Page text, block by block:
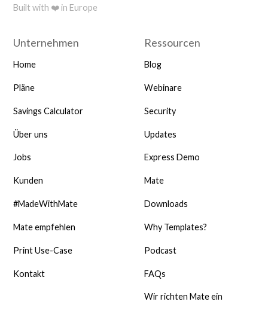
Built with ❤️ in Europe
Unternehmen
Home
Pläne
Savings Calculator
Über uns
Jobs
Kunden
#MadeWithMate
Mate empfehlen
Print Use-Case
Kontakt
Ressourcen
Blog
Webinare
Security
Updates
Express Demo
Mate
Downloads
Why Templates?
Podcast
FAQs
Wir richten Mate ein